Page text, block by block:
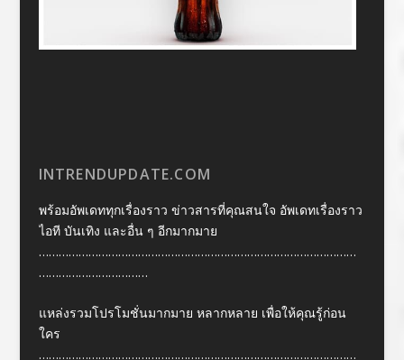
INTRENDUPDATE.COM
พร้อมอัพเดททุกเรื่องราว ข่าวสารที่คุณสนใจ อัพเดทเรื่องราว
ไอที บันเทิง และอื่น ๆ อีกมากมาย
……………………………………………………………………………………
……………………………
แหล่งรวมโปรโมชั่นมากมาย หลากหลาย เพื่อให้คุณรู้ก่อน
ใคร
……………………………………………………………………………………